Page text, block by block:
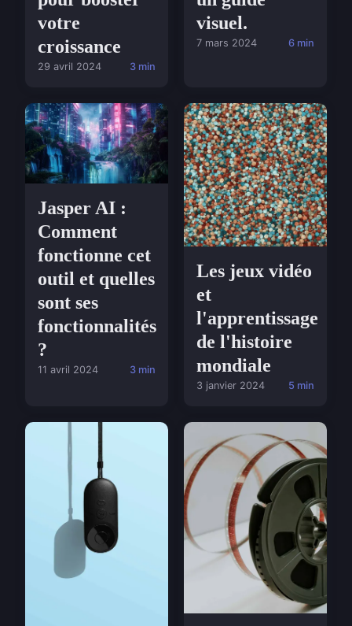
votre
croissance
29 avril 2024 3 min
visuel.
7 mars 2024 6 min
Jasper AI :
Comment
fonctionne cet
outil et quelles
sont ses
fonctionnalités
?
11 avril 2024 3 min
Les jeux vidéo
et
l'apprentissage
de l'histoire
mondiale
3 janvier 2024 5 min